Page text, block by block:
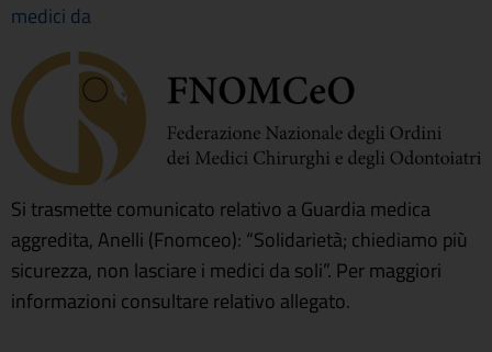
medici da
Si trasmette comunicato relativo a Guardia medica
aggredita, Anelli (Fnomceo): “Solidarietà; chiediamo più
sicurezza, non lasciare i medici da soli”. Per maggiori
informazioni consultare relativo allegato.